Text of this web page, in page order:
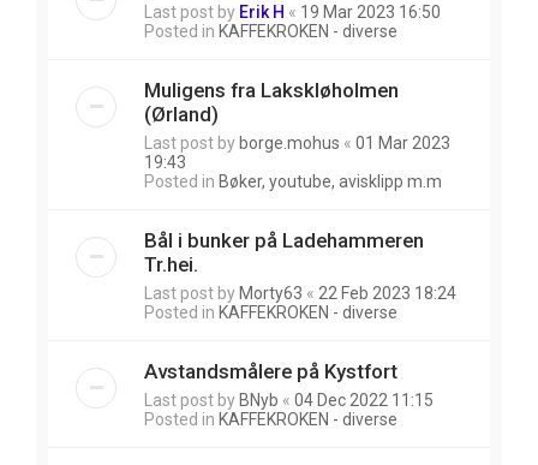
Last post by Erik H « 19 Mar 2023 16:50
Posted in KAFFEKROKEN - diverse
Muligens fra Lakskløholmen
(Ørland)
Last post by borge.mohus « 01 Mar 2023
19:43
Posted in Bøker, youtube, avisklipp m.m
Bål i bunker på Ladehammeren
Tr.hei.
Last post by Morty63 « 22 Feb 2023 18:24
Posted in KAFFEKROKEN - diverse
Avstandsmålere på Kystfort
Last post by BNyb « 04 Dec 2022 11:15
Posted in KAFFEKROKEN - diverse